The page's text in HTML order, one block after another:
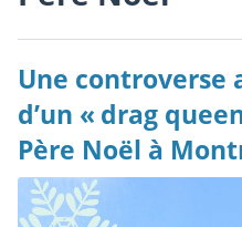
Une controverse
d’un « drag
Père Noël à